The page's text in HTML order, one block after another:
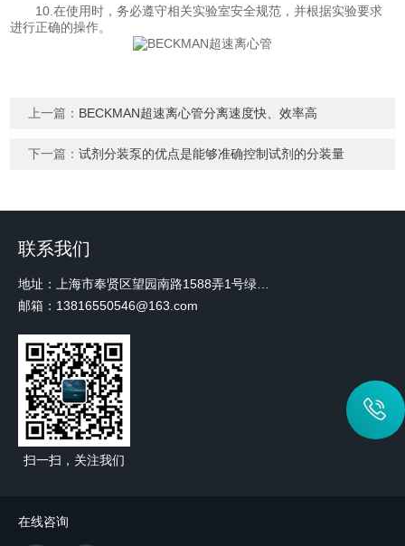
10.在使用时，务必遵守相关实验室安全规范，并根据实验要求
进行正确的操作。
上一篇： BECKMAN超速离心管分离速度快、效率高
下一篇：试剂分装泵的优点是能够准确控制试剂的分装量
联系我们
邮箱：13816550546@163.com
扫一扫，关注我们
在线咨询